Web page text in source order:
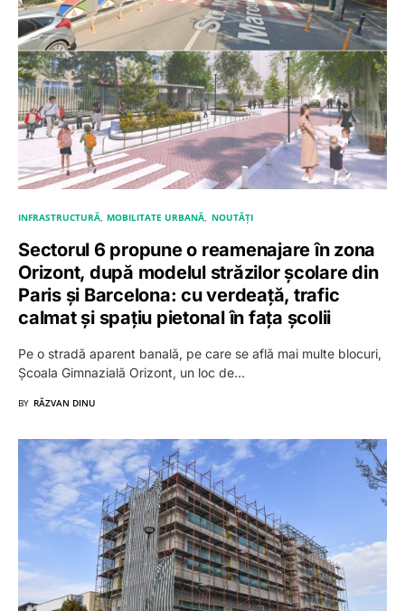
INFRASTRUCTURĂ MOBILITATE URBANĂ NOUTĂȚI
Sectorul 6 propune o reamenajare în zona
Orizont, după modelul străzilor școlare din
Paris și Barcelona: cu verdeață, trafic
calmat și spațiu pietonal în fața școlii
Pe o stradă aparent banală, pe care se află mai multe blocuri,
Școala Gimnazială Orizont, un loc de…
BY RĂZVAN DINU